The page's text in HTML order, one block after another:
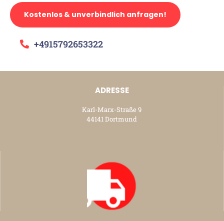
Kostenlos & unverbindlich anfragen!
+4915792653322
ADRESSE
Karl-Marx-Straße 9
44141 Dortmund